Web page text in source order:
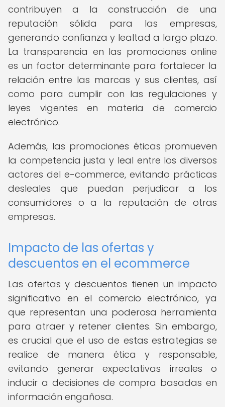
contribuyen a la construcción de una
reputación sólida para las empresas,
generando confianza y lealtad a largo plazo.
La transparencia en las promociones online
es un factor determinante para fortalecer la
relación entre las marcas y sus clientes, así
como para cumplir con las regulaciones y
leyes vigentes en materia de comercio
electrónico.
Además, las promociones éticas promueven
la competencia justa y leal entre los diversos
actores del e-commerce, evitando prácticas
desleales que puedan perjudicar a los
consumidores o a la reputación de otras
empresas.
Impacto de las ofertas y
descuentos en el ecommerce
Las ofertas y descuentos tienen un impacto
significativo en el comercio electrónico, ya
que representan una poderosa herramienta
para atraer y retener clientes. Sin embargo,
es crucial que el uso de estas estrategias se
realice de manera ética y responsable,
evitando generar expectativas irreales o
inducir a decisiones de compra basadas en
información engañosa.